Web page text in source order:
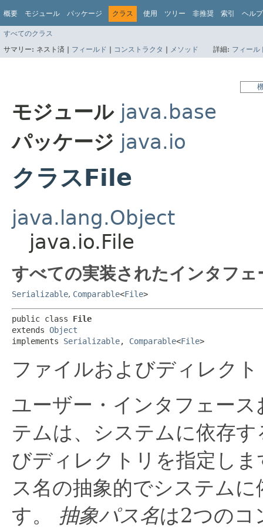
概要 モジュール パッケージ クラス 使用 ツリー 非推奨 索引 ヘルプ
すべてのクラス
サマリー: ネスト済 | フィールド | コンストラクタ | メソッド 詳細: フィール
モジュール java.base
パッケージ java.io
クラスFile
java.lang.Object
java.io.File
すべての実装されたインタフ
Serializable, Comparable<File>
public class File
extends Object
implements Serializable, Comparable<File>
ファイルおよびディレク
ユーザー・インタフェー
テムは、システムに依存す
びディレクトリを指定しま
ス名の抽象的でシステム
す。
抽象パス名は2つのコ